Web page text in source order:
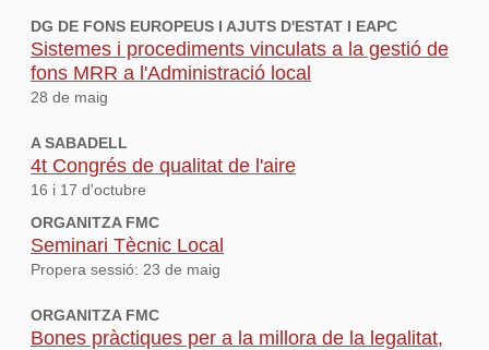
DG DE FONS EUROPEUS I AJUTS D'ESTAT I EAPC
Sistemes i procediments vinculats a la gestió de
fons MRR a l'Administració local
28 de maig
A SABADELL
4t Congrés de qualitat de l'aire
16 i 17 d'octubre
ORGANITZA FMC
Seminari Tècnic Local
Propera sessió: 23 de maig
ORGANITZA FMC
Bones pràctiques per a la millora de la legalitat,